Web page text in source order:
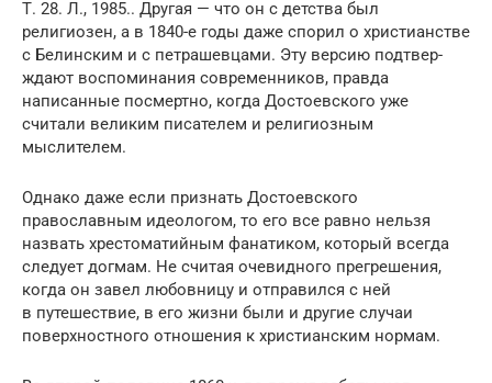
Т. 28. Л., 1985.. Другая — что он с детства был
религиозен, а в 1840-е годы даже спорил о христианстве
с Белинским и с петрашевцами. Эту версию подтвер­
ждают воспоминания современников, правда
написанные посмертно, когда Досто­евского уже
считали великим писателем и религиозным
мыслителем.
Однако даже если признать Достоевского
православным идеологом, то его все равно нельзя
назвать хрестоматийным фанатиком, который всегда
следует дог­мам. Не считая очевидного прегрешения,
когда он завел любовницу и отпра­вил­ся с ней
в путешествие, в его жизни были и другие случаи
поверхностного отношения к христианским нормам.